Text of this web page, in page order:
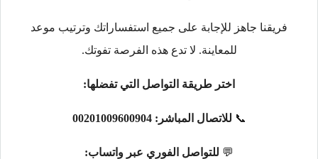
فريقنا جاهز للإجابة على جميع استفساراتك وترتيب موعد
للمعاينة. لا تدع هذه الفرصة تفوتك.
اختر طريقة التواصل التي تفضلها:
📞 للاتصال المباشر: 00201009600904
💬 للتواصل الفوري عبر واتساب: